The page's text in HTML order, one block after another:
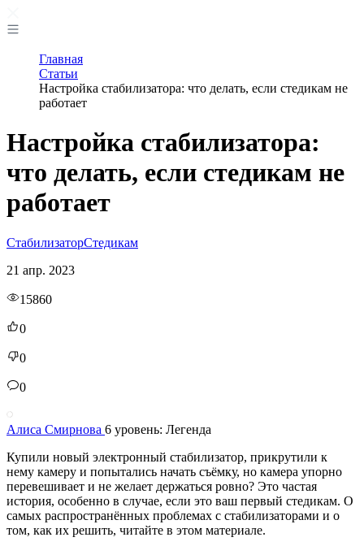
Главная
Статьи
Настройка стабилизатора: что делать, если стедикам не
работает
Настройка стабилизатора:
что делать, если стедикам не
работает
СтабилизаторСтедикам
21 апр. 2023
15860
0
0
0
Алиса Смирнова 6 уровень: Легенда
Купили новый электронный стабилизатор, прикрутили к
нему камеру и попытались начать съёмку, но камера упорно
перевешивает и не желает держаться ровно? Это частая
история, особенно в случае, если это ваш первый стедикам. О
самых распространённых проблемах с стабилизаторами и о
том, как их решить, читайте в этом материале.